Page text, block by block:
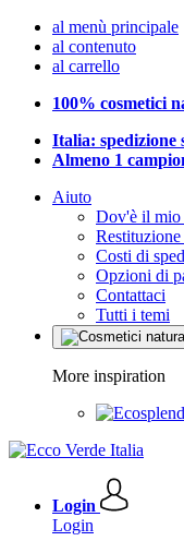
al menù principale
al contenuto
al carrello
100% cosmetici
Italia: spedizione
Almeno 1
Aiuto
Dov'è il mio
Costi di
Opzioni di
Contattaci
Tutti i temi
More inspiration
Login
Login